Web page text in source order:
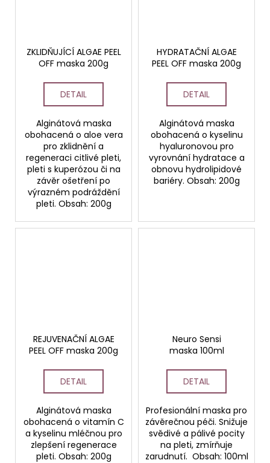
ZKLIDŇUJÍCÍ ALGAE PEEL
OFF maska 200g
DETAIL
Alginátová maska
obohacená o aloe vera
pro zklidnění a
regeneraci citlivé pleti,
pleti s kuperózou či na
závěr ošetření po
výrazném podráždění
pleti. Obsah: 200g
HYDRATAČNÍ ALGAE
PEEL OFF maska 200g
DETAIL
Alginátová maska
obohacená o kyselinu
hyaluronovou pro
vyrovnání hydratace a
obnovu hydrolipidové
bariéry. Obsah: 200g
REJUVENAČNÍ ALGAE
PEEL OFF maska 200g
DETAIL
Alginátová maska
obohacená o vitamín C
a kyselinu mléčnou pro
zlepšení regenerace
pleti. Obsah: 200g
Neuro Sensi
maska 100ml
DETAIL
Profesionální maska pro
závěrečnou péči. Snižuje
svědivé a pálivé pocity
na pleti, zmírňuje
zarudnutí. Obsah: 100ml